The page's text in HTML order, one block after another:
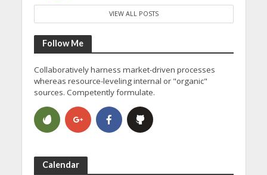
VIEW ALL POSTS
Follow Me
Collaboratively harness market-driven processes
whereas resource-leveling internal or "organic"
sources. Competently formulate.
Calendar